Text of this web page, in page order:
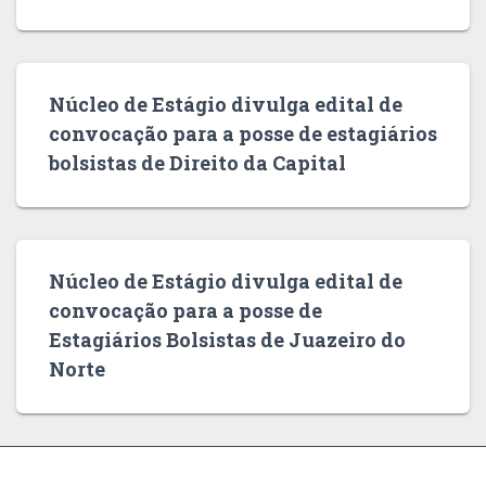
Núcleo de Estágio divulga edital de
convocação para a posse de estagiários
bolsistas de Direito da Capital
Núcleo de Estágio divulga edital de
convocação para a posse de
Estagiários Bolsistas de Juazeiro do
Norte